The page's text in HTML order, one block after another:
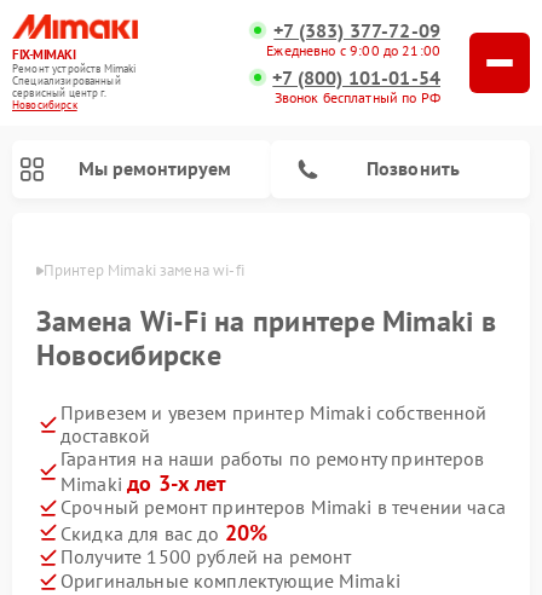
FIX-MIMAKI
Ремонт устройств Mimaki
Специализированный
cервисный центр г.
Новосибирск
+7 (383) 377-72-09
Ежедневно с 9:00 до 21:00
+7 (800) 101-01-54
Звонок бесплатный по РФ
Мы ремонтируем Позвонить
Принтер Mimaki замена wi-fi
Замена Wi-Fi на принтере Mimaki в
Новосибирске
Привезем и увезем принтер Mimaki собственной
доставкой
Гарантия на наши работы по ремонту принтеров
Mimakiдо 3-х лет
Срочный ремонт принтеров Mimaki в течении часа
Скидка для вас до 20%
Получите 1500 рублей на ремонт
Оригинальные комплектующие Mimaki